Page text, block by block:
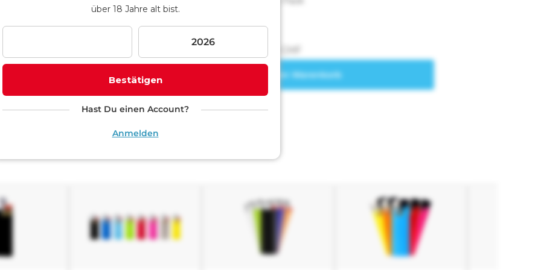
über 18 Jahre alt bist.
Bestätigen
Hast Du einen Account?
Anmelden